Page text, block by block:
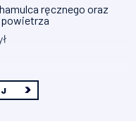
ręcznego oraz